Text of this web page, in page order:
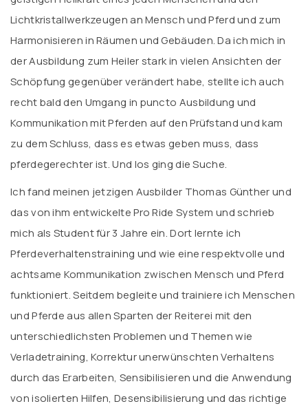
Lichtkristallwerkzeugen an Mensch und Pferd und zum
Harmonisieren in Räumen und Gebäuden. Da ich mich in
der Ausbildung zum Heiler stark in vielen Ansichten der
Schöpfung gegenüber verändert habe, stellte ich auch
recht bald den Umgang in puncto Ausbildung und
Kommunikation mit Pferden auf den Prüfstand und kam
zu dem Schluss, dass es etwas geben muss, dass
pferdegerechter ist. Und los ging die Suche.
Ich fand meinen jetzigen Ausbilder Thomas Günther und
das von ihm entwickelte Pro Ride System und schrieb
mich als Student für 3 Jahre ein. Dort lernte ich
Pferdeverhaltenstraining und wie eine respektvolle und
achtsame Kommunikation zwischen Mensch und Pferd
funktioniert. Seitdem begleite und trainiere ich Menschen
und Pferde aus allen Sparten der Reiterei mit den
unterschiedlichsten Problemen und Themen wie
Verladetraining, Korrektur unerwünschten Verhaltens
durch das Erarbeiten, Sensibilisieren und die Anwendung
von isolierten Hilfen, Desensibilisierung und das richtige